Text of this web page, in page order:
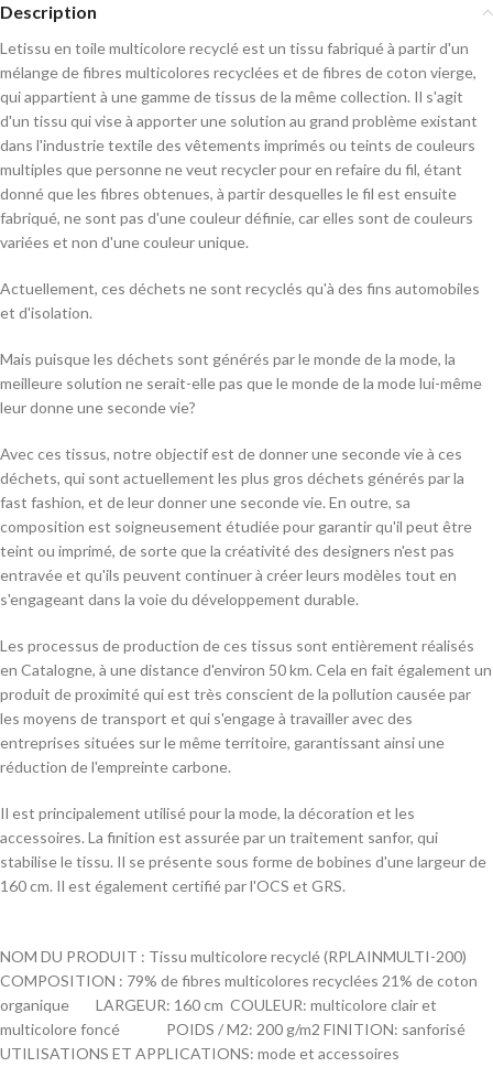
Description
Letissu en toilemulticolore recyclé est un tissu fabriqué à partir d'un
mélange de fibres multicolores recyclées et de fibres de coton vierge,
qui appartient à une gamme de tissus de la même collection. Il s'agit
d'un tissu qui vise à apporter une solution au grand problème existant
dans l'industrie textile des vêtements imprimés ou teints de couleurs
multiples que personne ne veut recycler pour en refaire du fil, étant
donné que les fibres obtenues, à partir desquelles le fil est ensuite
fabriqué, ne sont pas d'une couleur définie, car elles sont de couleurs
variées et non d'une couleur unique.
Actuellement, ces déchets ne sont recyclés qu'à des fins automobiles
et d'isolation.
Mais puisque les déchets sont générés par le monde de la mode, la
meilleure solution ne serait-elle pas que le monde de la mode lui-même
leur donne une seconde vie?
Avec ces tissus, notre objectif est de donner une seconde vie à ces
déchets, qui sont actuellement les plus gros déchets générés par la
fast fashion, et de leur donner une seconde vie. En outre, sa
composition est soigneusement étudiée pour garantir qu'il peut être
teint ou imprimé, de sorte que la créativité des designers n'est pas
entravée et qu'ils peuvent continuer à créer leurs modèles tout en
s'engageant dans la voie du développement durable.
Les processus de production de ces tissus sont entièrement réalisés
en Catalogne, à une distance d'environ 50 km. Cela en fait également un
produit de proximité qui est très conscient de la pollution causée par
les moyens de transport et qui s'engage à travailler avec des
entreprises situées sur le même territoire, garantissant ainsi une
réduction de l'empreinte carbone.
Il est principalement utilisé pour la mode, la décoration et les
accessoires. La finition est assurée par un traitement sanfor, qui
stabilise le tissu. Il se présente sous forme de bobines d'une largeur de
160 cm. Il est également certifié par l'OCS et GRS.
NOM DU PRODUIT : Tissu multicolore recyclé (RPLAINMULTI-200)
COMPOSITION : 79% de fibres multicolores recyclées 21% de coton
organique LARGEUR: 160 cm COULEUR: multicolore clair et
multicolore foncé POIDS / M2: 200 g/m2 FINITION: sanforisé
UTILISATIONS ET APPLICATIONS: mode et accessoires